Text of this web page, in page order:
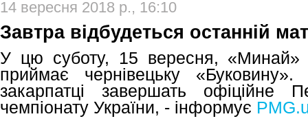
14 вересня 2018 р., 16:10
Завтра відбудеться останній
У цю суботу, 15 вересня, «Минай»
приймає чернівецьку
закарпатці завершать офіційне
чемпіонату України, - інформує